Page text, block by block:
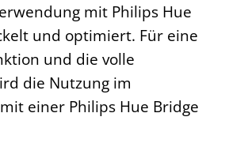
mit Philips Hue
und optimiert. Für eine
und die volle
die Nutzung im
einer Philips Hue Bridge